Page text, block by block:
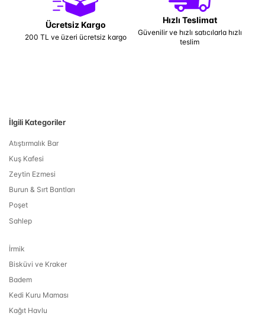
Ücretsiz Kargo
200 TL ve üzeri ücretsiz kargo
Hızlı Teslimat
Güvenilir ve hızlı satıcılarla hızlı
teslim
İlgili Kategoriler
Atıştırmalık Bar
Kuş Kafesi
Zeytin Ezmesi
Burun & Sırt Bantları
Poşet
Sahlep
İrmik
Bisküvi ve Kraker
Badem
Kedi Kuru Maması
Kağıt Havlu